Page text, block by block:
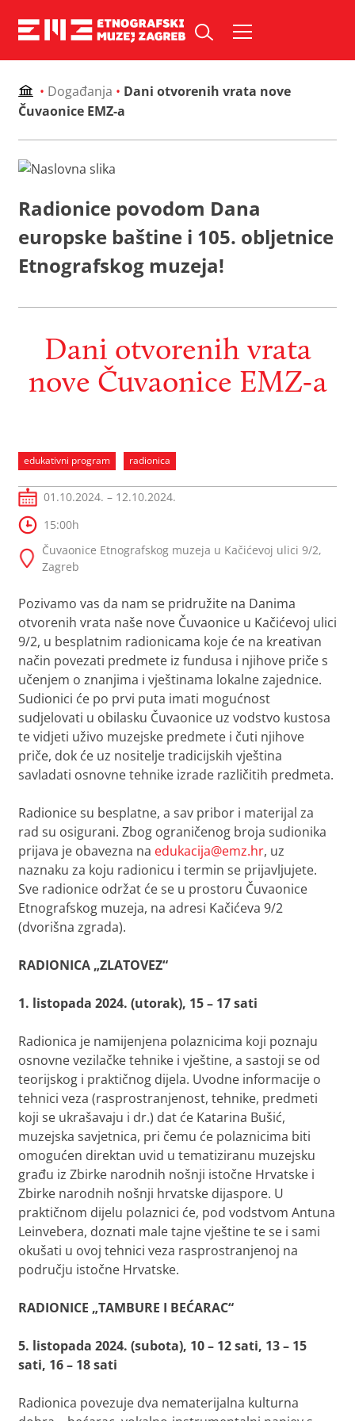
• Događanja • Dani otvorenih vrata nove
Čuvaonice EMZ-a
Radionice povodom Dana
europske baštine i 105. obljetnice
Etnografskog muzeja!
Dani otvorenih vrata
nove Čuvaonice EMZ-a
edukativni program radionica
01.10.2024. – 12.10.2024.
15:00h
Čuvaonice Etnografskog muzeja u Kačićevoj ulici 9/2,
Zagreb
Pozivamo vas da nam se pridružite na Danima
otvorenih vrata naše nove Čuvaonice u Kačićevoj ulici
9/2, u besplatnim radionicama koje će na kreativan
način povezati predmete iz fundusa i njihove priče s
učenjem o znanjima i vještinama lokalne zajednice.
Sudionici će po prvi puta imati mogućnost
sudjelovati u obilasku Čuvaonice uz vodstvo kustosa
te vidjeti uživo muzejske predmete i čuti njihove
priče, dok će uz nositelje tradicijskih vještina
savladati osnovne tehnike izrade različitih predmeta.
Radionice su besplatne, a sav pribor i materijal za
rad su osigurani. Zbog ograničenog broja sudionika
prijava je obavezna na edukacija@emz.hr, uz
naznaku za koju radionicu i termin se prijavljujete.
Sve radionice održat će se u prostoru Čuvaonice
Etnografskog muzeja, na adresi Kačićeva 9/2
(dvorišna zgrada).
RADIONICA „ZLATOVEZ“
1. listopada 2024. (utorak), 15 – 17 sati
Radionica je namijenjena polaznicima koji poznaju
osnovne vezilačke tehnike i vještine, a sastoji se od
teorijskog i praktičnog dijela. Uvodne informacije o
tehnici veza (rasprostranjenost, tehnike, predmeti
koji se ukrašavaju i dr.) dat će Katarina Bušić,
muzejska savjetnica, pri čemu će polaznicima biti
omogućen direktan uvid u tematiziranu muzejsku
građu iz Zbirke narodnih nošnji istočne Hrvatske i
Zbirke narodnih nošnji hrvatske dijaspore. U
praktičnom dijelu polaznici će, pod vodstvom Antuna
Leinvebera, doznati male tajne vještine te se i sami
okušati u ovoj tehnici veza rasprostranjenoj na
području istočne Hrvatske.
RADIONICE „TAMBURE I BEĆARAC“
5. listopada 2024. (subota), 10 – 12 sati, 13 – 15
sati, 16 – 18 sati
Radionica povezuje dva nematerijalna kulturna